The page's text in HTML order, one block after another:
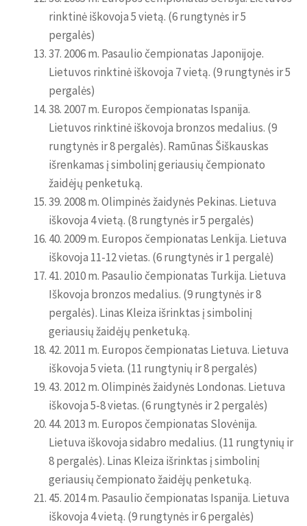
rinktinė iškovoja 5 vietą. (6 rungtynės ir 5
pergalės)
37. 2006 m. Pasaulio čempionatas Japonijoje.
Lietuvos rinktinė iškovoja 7 vietą. (9 rungtynės ir 5
pergalės)
38. 2007 m. Europos čempionatas Ispanija.
Lietuvos rinktinė iškovoja bronzos medalius. (9
rungtynės ir 8 pergalės). Ramūnas Šiškauskas
išrenkamas į simbolinį geriausių čempionato
žaidėjų penketuką.
39. 2008 m. Olimpinės žaidynės Pekinas. Lietuva
iškovoja 4 vietą. (8 rungtynės ir 5 pergalės)
40. 2009 m. Europos čempionatas Lenkija. Lietuva
iškovoja 11-12 vietas. (6 rungtynės ir 1 pergalė)
41. 2010 m. Pasaulio čempionatas Turkija. Lietuva
Iškovoja bronzos medalius. (9 rungtynės ir 8
pergalės). Linas Kleiza išrinktas į simbolinį
geriausių žaidėjų penketuką.
42. 2011 m. Europos čempionatas Lietuva. Lietuva
iškovoja 5 vieta. (11 rungtynių ir 8 pergalės)
43. 2012 m. Olimpinės žaidynės Londonas. Lietuva
iškovoja 5-8 vietas. (6 rungtynės ir 2 pergalės)
44. 2013 m. Europos čempionatas Slovėnija.
Lietuva iškovoja sidabro medalius. (11 rungtynių ir
8 pergalės). Linas Kleiza išrinktas į simbolinį
geriausių čempionato žaidėjų penketuką.
45. 2014 m. Pasaulio čempionatas Ispanija. Lietuva
iškovoja 4 vietą. (9 rungtynės ir 6 pergalės)